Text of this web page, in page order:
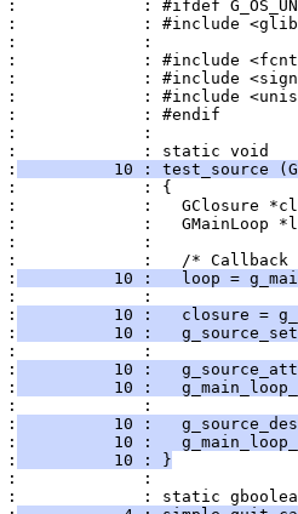
:             : #ifdef
:             : #include
:             :
:             : #include
:             : #include
:             : #include
:             : #endif
:             :
: static void
:
10 : test_source
: {
:             :   GClosure
:             :   GMainLoop
:             :
:             :   /* Callback
:
10 :   loop =
:             :
:
10 :   closure =
:
10 :
:             :
:
10 :
:
10 :
:             :
:
10 :
:
10 :
:
          10 : }
:             :
:             : static